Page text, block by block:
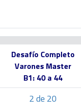
Desafío Completo
Varones Master
B1: 40 a 44
2 de 20